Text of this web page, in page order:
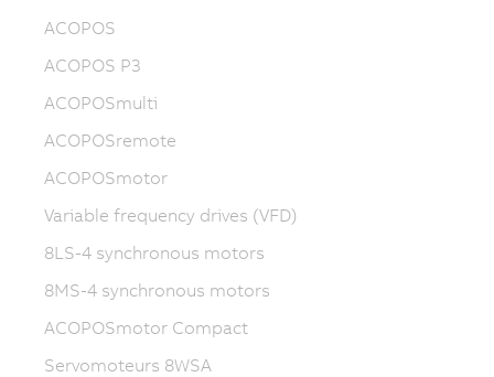
ACOPOS
ACOPOS P3
ACOPOSmulti
ACOPOSremote
ACOPOSmotor
Variable frequency drives (VFD)
8LS-4 synchronous motors
8MS-4 synchronous motors
ACOPOSmotor Compact
Servomoteurs 8WSA